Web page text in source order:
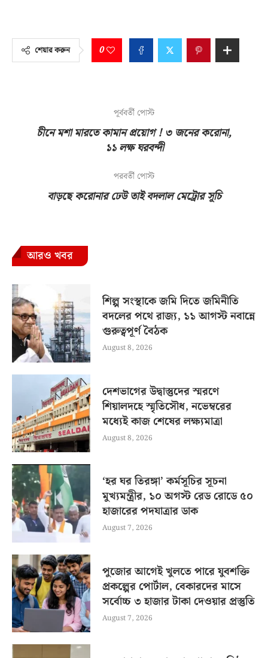
শেয়ার করুন 0
পূর্ববর্তী পোস্ট
চীনে মশা মারতে কামান প্রয়োগ ! ৩ জনের করোনা,
১১ লক্ষ ঘরবন্দী
পরবর্তী পোস্ট
বাড়ছে করোনার ঢেউ তাই বদলাল মেট্রোর সূচি
আরও খবর
শিল্প সংস্থাকে জমি দিতে জমিনীতি
বদলের পথে রাজ্য, ১১ আগস্ট নবান্নে
গুরুত্বপূর্ণ বৈঠক
August 8, 2026
দেশভাগের উদ্বাস্তুদের স্মরণে
শিয়ালদহে স্মৃতিসৌধ, নভেম্বরের
মধ্যেই কাজ শেষের লক্ষ্যমাত্রা
August 8, 2026
‘হর ঘর তিরঙ্গা’ কর্মসূচির সূচনা
মুখ্যমন্ত্রীর, ১০ অগস্ট রেড রোডে ৫০
হাজারের পদযাত্রার ডাক
August 7, 2026
পুজোর আগেই খুলতে পারে যুবশক্তি
প্রকল্পের পোর্টাল, বেকারদের মাসে
সর্বোচ্চ ৩ হাজার টাকা দেওয়ার প্রস্তুতি
August 7, 2026